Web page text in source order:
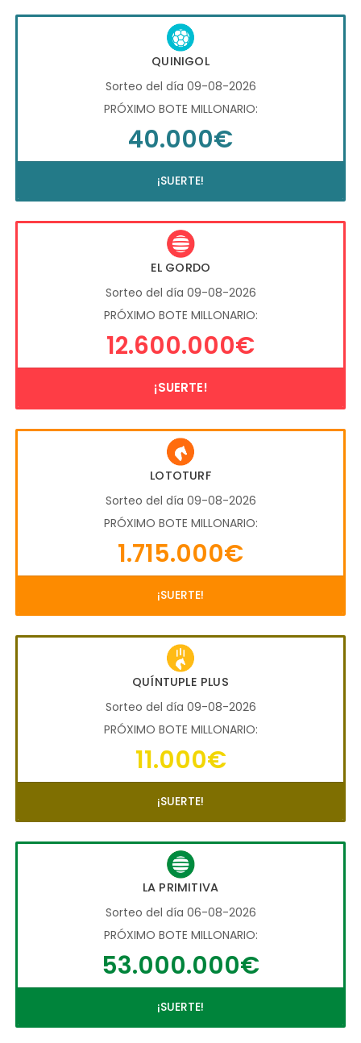
QUINIGOL
Sorteo del día 09-08-2026
PRÓXIMO BOTE MILLONARIO:
40.000€
¡SUERTE!
EL GORDO
Sorteo del día 09-08-2026
PRÓXIMO BOTE MILLONARIO:
12.600.000€
¡SUERTE!
LOTOTURF
Sorteo del día 09-08-2026
PRÓXIMO BOTE MILLONARIO:
1.715.000€
¡SUERTE!
QUÍNTUPLE PLUS
Sorteo del día 09-08-2026
PRÓXIMO BOTE MILLONARIO:
11.000€
¡SUERTE!
LA PRIMITIVA
Sorteo del día 06-08-2026
PRÓXIMO BOTE MILLONARIO:
53.000.000€
¡SUERTE!